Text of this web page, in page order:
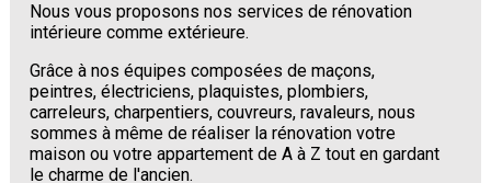
Nous vous proposons nos services de rénovation
intérieure comme extérieure.
Grâce à nos équipes composées de maçons,
peintres, électriciens, plaquistes, plombiers,
carreleurs, charpentiers, couvreurs, ravaleurs, nous
sommes à même de réaliser la rénovation votre
maison ou votre appartement de A à Z tout en gardant
le charme de l'ancien.